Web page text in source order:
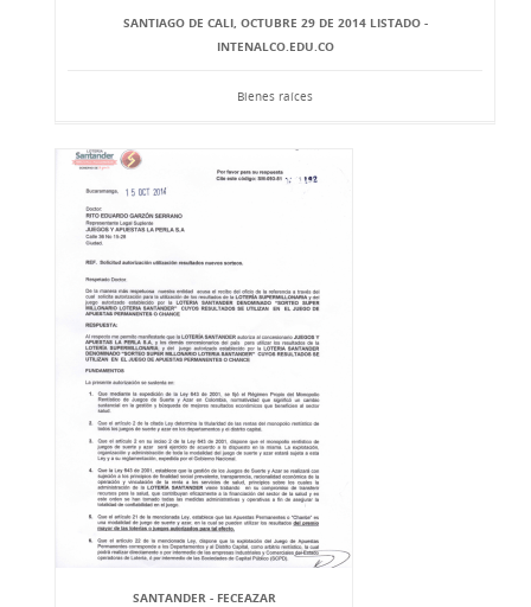
SANTIAGO DE CALI, OCTUBRE 29 DE 2014 LISTADO -
INTENALCO.EDU.CO
Bienes raíces
SANTANDER - FECEAZAR